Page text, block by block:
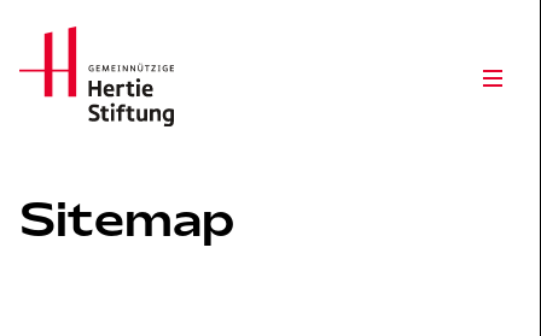
Hertie Stiftung Logo
Sitemap